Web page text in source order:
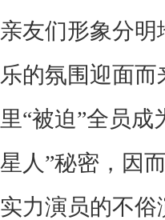
亲友们形象分明
乐的氛围迎面而
里“被迫”全员
星人”秘密，因
实力演员的不